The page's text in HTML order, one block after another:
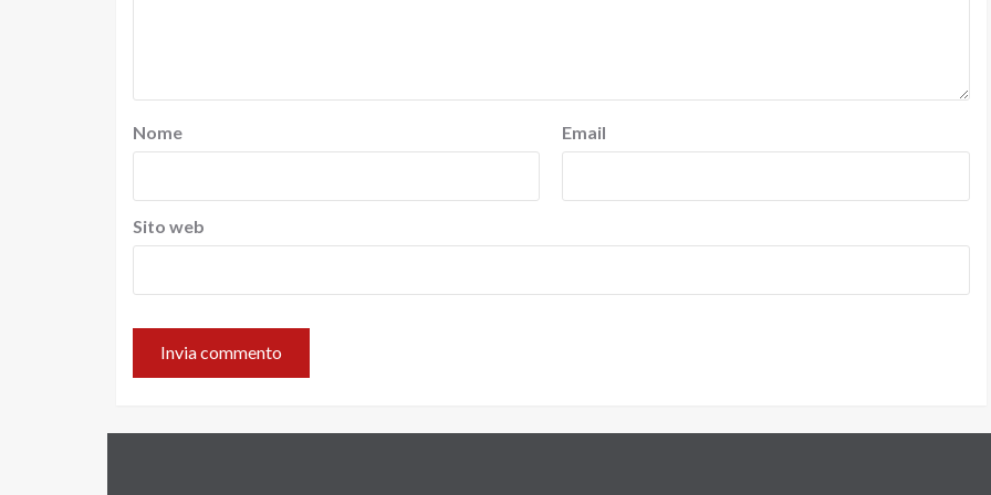
Nome Email
Sito web